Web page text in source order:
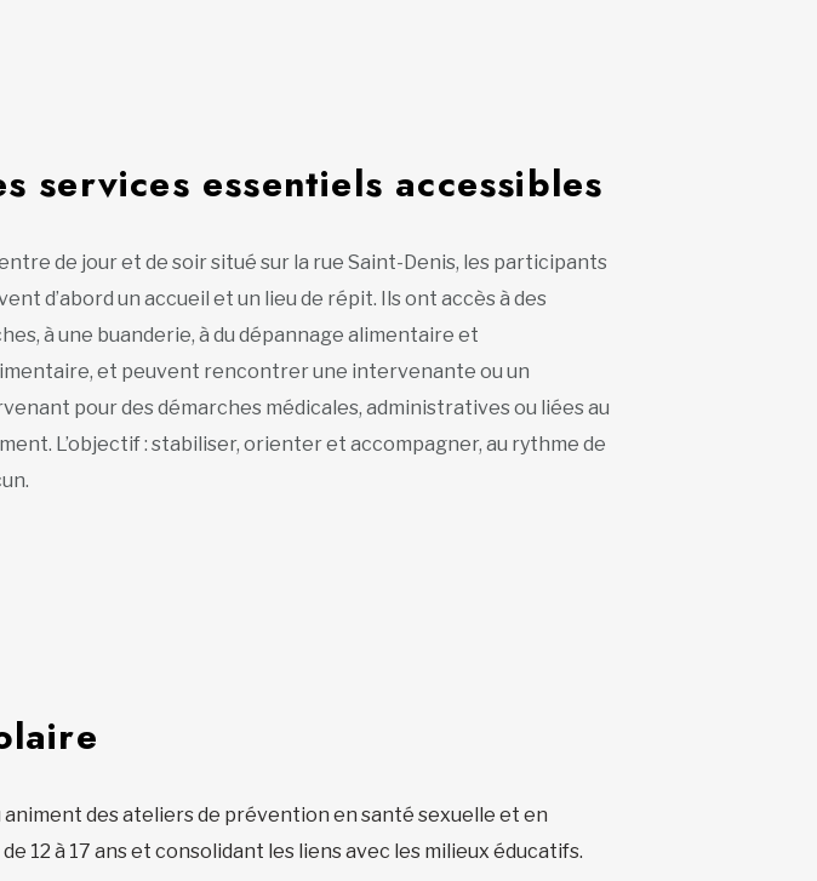
services essentiels accessibles
de jour et de soir situé sur la rue Saint-Denis, les participants
d’abord un accueil et un lieu de répit. Ils ont accès à des
à une buanderie, à du dépannage alimentaire et
et peuvent rencontrer une intervenante ou un
pour des démarches médicales, administratives ou liées au
L’objectif : stabiliser, orienter et accompagner, au rythme de
des ateliers de prévention en santé sexuelle et en
12 à 17 ans et consolidant les liens avec les milieux éducatifs.